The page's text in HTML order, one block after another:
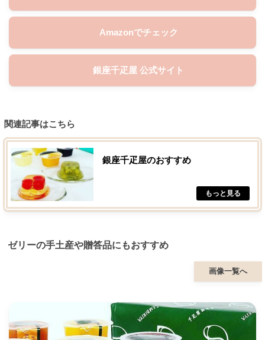
Amazonでチェック
銀座千疋屋 公式サイト
関連記事はこちら
銀座千疋屋のおすすめ
ゼリーの手土産や贈答品にもおすすめ
画像一覧へ